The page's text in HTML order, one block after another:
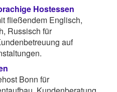
Hostessen
fließendem Englisch,
Russisch für
auf
Bonn für